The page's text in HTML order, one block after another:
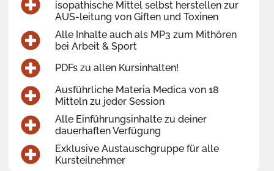
isopathische Mittel selbst herstellen zur
AUS-leitung von Giften und Toxinen
Alle Inhalte auch als MP3 zum Mithören
bei Arbeit & Sport
PDFs zu allen Kursinhalten!
Ausführliche Materia Medica von 18
Mitteln zu jeder Session
Alle Einführungsinhalte zu deiner
dauerhaften Verfügung
Exklusive Austauschgruppe für alle
Kursteilnehmer